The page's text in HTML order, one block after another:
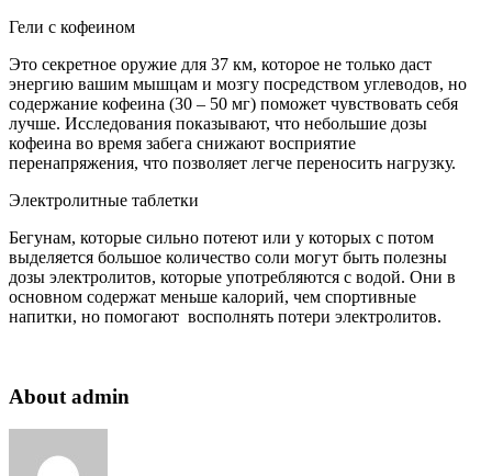
Гели с кофеином
Это секретное оружие для 37 км, которое не только даст
энергию вашим мышцам и мозгу посредством углеводов, но
содержание кофеина (30 – 50 мг) поможет чувствовать себя
лучше. Исследования показывают, что небольшие дозы
кофеина во время забега снижают восприятие
перенапряжения, что позволяет легче переносить нагрузку.
Электролитные таблетки
Бегунам, которые сильно потеют или у которых с потом
выделяется большое количество соли могут быть полезны
дозы электролитов, которые употребляются с водой. Они в
основном содержат меньше калорий, чем спортивные
напитки, но помогают восполнять потери электролитов.
About admin